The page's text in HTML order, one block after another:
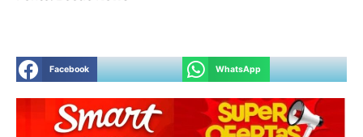
Facebook WhatsApp